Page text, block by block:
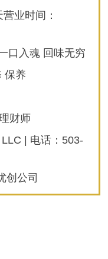
业时间：
口入魂 回味无穷
保养
财师
| 电话：503-
创公司